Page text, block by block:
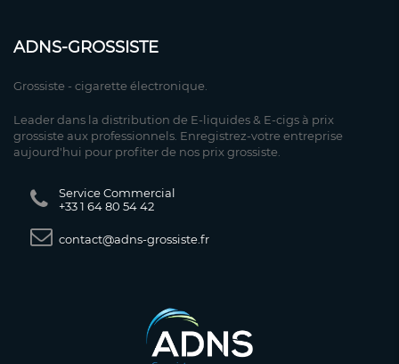
ADNS-GROSSISTE
Grossiste - cigarette électronique.
Leader dans la distribution de E-liquides & E-cigs à prix
grossiste aux professionnels. Enregistrez-votre entreprise
aujourd'hui pour profiter de nos prix grossiste.
Service Commercial
+33 1 64 80 54 42
contact@adns-grossiste.fr